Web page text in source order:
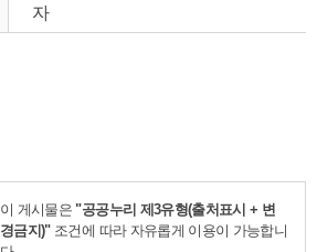
자
이 게시물은 "공공누리 제3유형(출처표시 + 변
경금지)"조건에 따라 자유롭게 이용이 가능합니